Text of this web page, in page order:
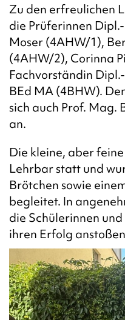
Zu den erfreulichen
die Prüferinnen
Moser (4AHW/1),
(4AHW/2), Corinna
Fachvorständin
BEd MA (4BHW).
sich auch Prof. Mag.
an.
Die kleine, aber
Lehrbar statt und
Brötchen sowie
begleitet. In
die Schülerinnen
ihren Erfolg